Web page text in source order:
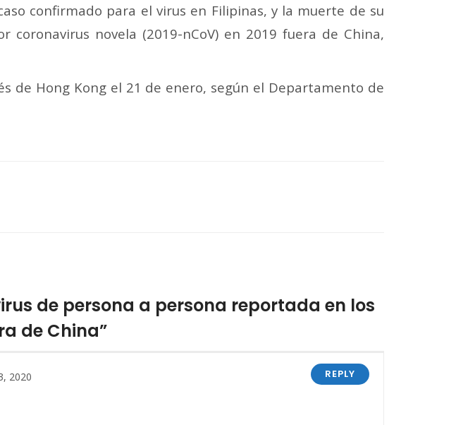
confirmado para el virus en Filipinas, y la muerte de su
novela (2019-nCoV) en 2019 fuera de China,
de Hong Kong el 21 de enero, según el Departamento de
de persona a persona reportada en los
de China”
2020 REPLY